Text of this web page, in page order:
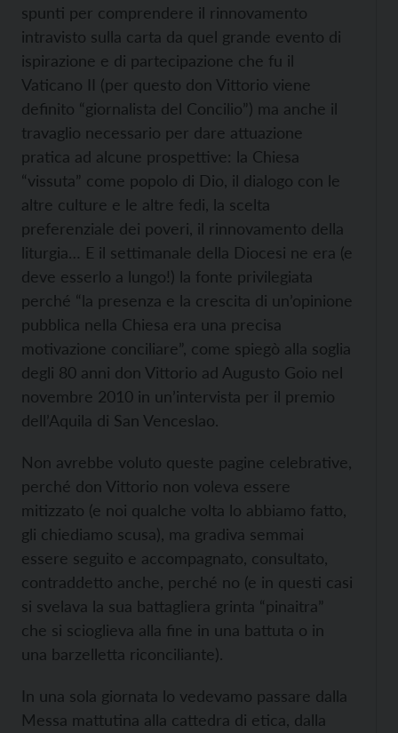
spunti per comprendere il rinnovamento
intravisto sulla carta da quel grande evento di
ispirazione e di partecipazione che fu il
Vaticano II (per questo don Vittorio viene
definito “giornalista del Concilio”) ma anche il
travaglio necessario per dare attuazione
pratica ad alcune prospettive: la Chiesa
“vissuta” come popolo di Dio, il dialogo con le
altre culture e le altre fedi, la scelta
preferenziale dei poveri, il rinnovamento della
liturgia… E il settimanale della Diocesi ne era (e
deve esserlo a lungo!) la fonte privilegiata
perché “la presenza e la crescita di un’opinione
pubblica nella Chiesa era una precisa
motivazione conciliare”, come spiegò alla soglia
degli 80 anni don Vittorio ad Augusto Goio nel
novembre 2010 in un’intervista per il premio
dell’Aquila di San Venceslao.
Non avrebbe voluto queste pagine celebrative,
perché don Vittorio non voleva essere
mitizzato (e noi qualche volta lo abbiamo fatto,
gli chiediamo scusa), ma gradiva semmai
essere seguito e accompagnato, consultato,
contraddetto anche, perché no (e in questi casi
si svelava la sua battagliera grinta “pinaitra”
che si scioglieva alla fine in una battuta o in
una barzelletta riconciliante).
In una sola giornata lo vedevamo passare dalla
Messa mattutina alla cattedra di etica, dalla